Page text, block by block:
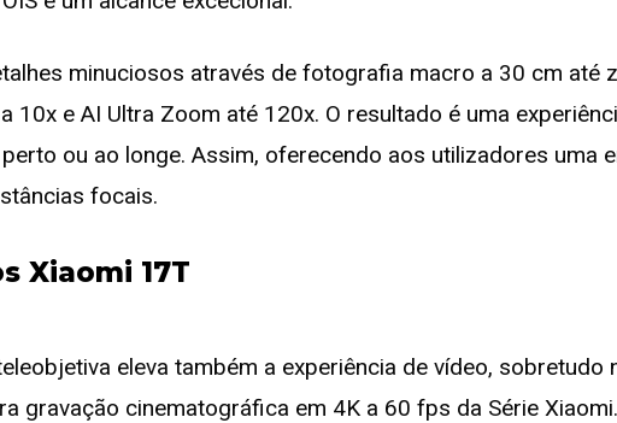
minuciosos através de fotografia macro a 30 cm até
10x e AI Ultra Zoom até 120x. O resultado é uma
ou ao longe. Assim, oferecendo aos utilizadores uma
focais.
Xiaomi 17T
eleva também a experiência de vídeo, sobretudo
gravação cinematográfica em 4K a 60 fps da Série Xiaomi.